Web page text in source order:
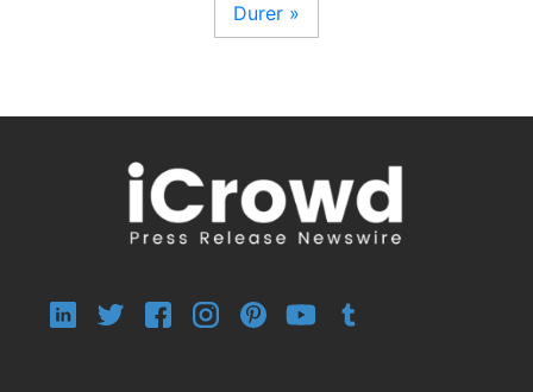
Durer »